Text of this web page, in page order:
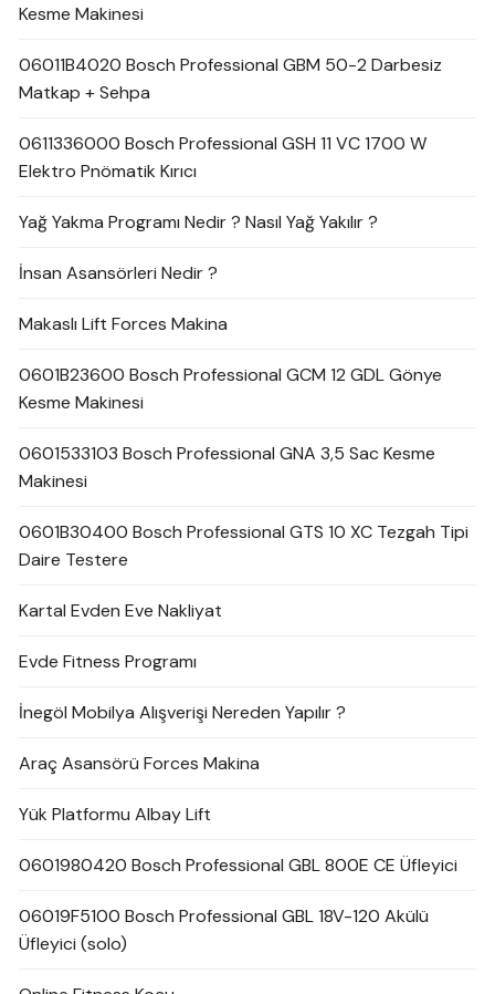
Kesme Makinesi
06011B4020 Bosch Professional GBM 50-2 Darbesiz
Matkap + Sehpa
0611336000 Bosch Professional GSH 11 VC 1700 W
Elektro Pnömatik Kırıcı
Yağ Yakma Programı Nedir ? Nasıl Yağ Yakılır ?
İnsan Asansörleri Nedir ?
Makaslı Lift Forces Makina
0601B23600 Bosch Professional GCM 12 GDL Gönye
Kesme Makinesi
0601533103 Bosch Professional GNA 3,5 Sac Kesme
Makinesi
0601B30400 Bosch Professional GTS 10 XC Tezgah Tipi
Daire Testere
Kartal Evden Eve Nakliyat
Evde Fitness Programı
İnegöl Mobilya Alışverişi Nereden Yapılır ?
Araç Asansörü Forces Makina
Yük Platformu Albay Lift
0601980420 Bosch Professional GBL 800E CE Üfleyici
06019F5100 Bosch Professional GBL 18V-120 Akülü
Üfleyici (solo)